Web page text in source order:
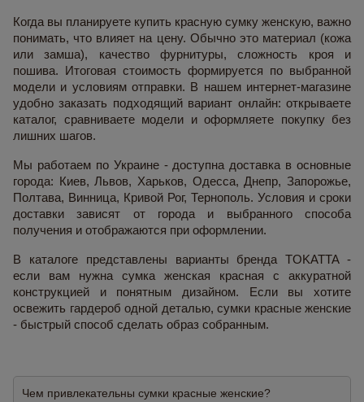
Когда вы планируете купить красную сумку женскую, важно
понимать, что влияет на цену. Обычно это материал (кожа
или замша), качество фурнитуры, сложность кроя и
пошива. Итоговая стоимость формируется по выбранной
модели и условиям отправки. В нашем интернет-магазине
удобно заказать подходящий вариант онлайн: открываете
каталог, сравниваете модели и оформляете покупку без
лишних шагов.
Мы работаем по Украине - доступна доставка в основные
города: Киев, Львов, Харьков, Одесса, Днепр, Запорожье,
Полтава, Винница, Кривой Рог, Тернополь. Условия и сроки
доставки зависят от города и выбранного способа
получения и отображаются при оформлении.
В каталоге представлены варианты бренда TOKATTA -
если вам нужна сумка женская красная с аккуратной
конструкцией и понятным дизайном. Если вы хотите
освежить гардероб одной деталью, сумки красные женские
- быстрый способ сделать образ собранным.
Чем привлекательны сумки красные женские?